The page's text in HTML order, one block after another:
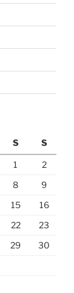
S S
1
2
8
9
15
16
22
23
29
30